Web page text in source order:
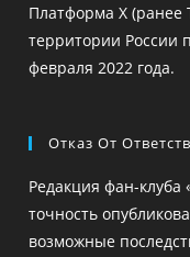
Платформа X (ранее
территории России
февраля 2022 года.
Отказ От
Редакция фан-клуба
точность
возможные